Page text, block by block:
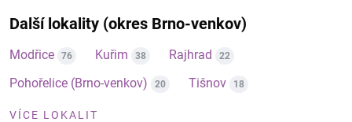
Další lokality (okres Brno-venkov)
Modřice 76 Kuřim 38 Rajhrad 22
Pohořelice (Brno-venkov) 20 Tišnov 18
VÍCE LOKALIT